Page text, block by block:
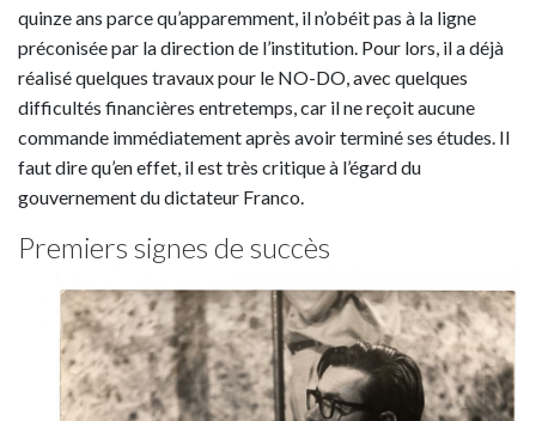
quinze ans parce qu’apparemment, il n’obéit pas à la ligne
préconisée par la direction de l’institution. Pour lors, il a déjà
réalisé quelques travaux pour le NO-DO, avec quelques
difficultés financières entretemps, car il ne reçoit aucune
commande immédiatement après avoir terminé ses études. Il
faut dire qu’en effet, il est très critique à l’égard du
gouvernement du dictateur Franco.
Premiers signes de succès